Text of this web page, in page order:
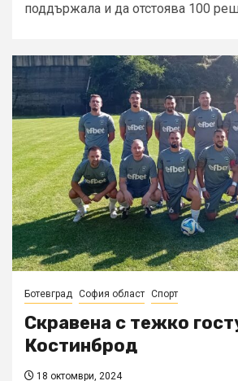
поддържала и да отстоява 100
Ботевград София област Спорт
Скравена с тежко
Костинброд
18 октомври, 2024